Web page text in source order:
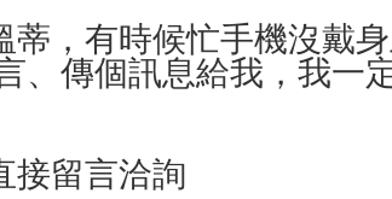
蒂，有時候忙手機沒戴
、傳個訊息給我，我一
接留言洽詢